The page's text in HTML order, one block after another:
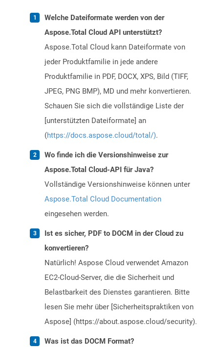
Welche Dateiformate werden von der
Aspose.Total Cloud API unterstützt?
Aspose.Total Cloud kann Dateiformate von
jeder Produktfamilie in jede andere
Produktfamilie in PDF, DOCX, XPS, Bild (TIFF,
JPEG, PNG BMP), MD und mehr konvertieren.
Schauen Sie sich die vollständige Liste der
[unterstützten Dateiformate] an
(https://docs.aspose.cloud/total/).
Wo finde ich die Versionshinweise zur
Aspose.Total Cloud-API für Java?
Vollständige Versionshinweise können unter
Aspose.Total Cloud Documentation
eingesehen werden.
Ist es sicher, PDF to DOCM in der Cloud zu
konvertieren?
Natürlich! Aspose Cloud verwendet Amazon
EC2-Cloud-Server, die die Sicherheit und
Belastbarkeit des Dienstes garantieren. Bitte
lesen Sie mehr über [Sicherheitspraktiken von
Aspose] (https://about.aspose.cloud/security).
Was ist das DOCM Format?